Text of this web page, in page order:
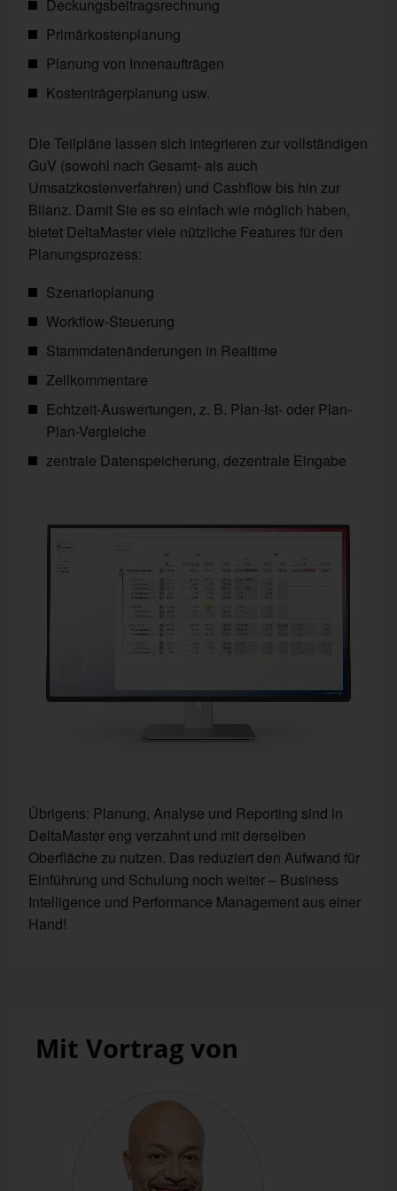
Deckungsbeitragsrechnung
Primärkostenplanung
Planung von Innenaufträgen
Kostenträgerplanung usw.
Die Teilpläne lassen sich integrieren zur vollständigen
GuV (sowohl nach Gesamt- als auch
Umsatzkostenverfahren) und Cashflow bis hin zur
Bilanz. Damit Sie es so einfach wie möglich haben,
bietet DeltaMaster viele nützliche Features für den
Planungsprozess:
Szenarioplanung
Workflow-Steuerung
Stammdatenänderungen in Realtime
Zellkommentare
Echtzeit-Auswertungen, z. B. Plan-Ist- oder Plan-
Plan-Vergleiche
zentrale Datenspeicherung, dezentrale Eingabe
Übrigens: Planung, Analyse und Reporting sind in
DeltaMaster eng verzahnt und mit derselben
Oberfläche zu nutzen. Das reduziert den Aufwand für
Einführung und Schulung noch weiter – Business
Intelligence und Performance Management aus einer
Hand!
Mit Vortrag von